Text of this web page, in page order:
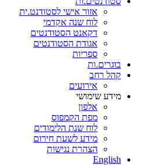
אזור אישי לסטודנט.ית
לוח שנה אקדמי
דקאנט הסטודנטים
אגודת הסטודנטים
ספריות
בוגרים.ות
קהל רחב
אירועים
מידע שימושי
אלפון
מפת הקמפוס
לוח שנת הלימודים
מידע לשעת חירום
הצהרת נגישות
English